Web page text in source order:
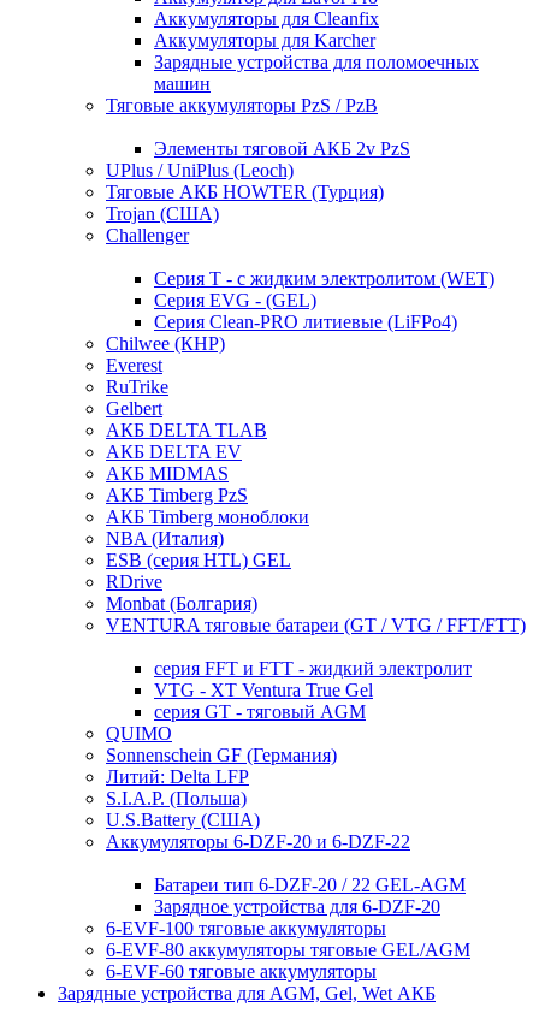
Аккумуляторы для Cleanfix
Аккумуляторы для Karcher
Зарядные устройства для поломоечных
машин
Тяговые аккумуляторы PzS / PzB
Элементы тяговой АКБ 2v PzS
UPlus / UniPlus (Leoch)
Тяговые АКБ HOWTER (Турция)
Trojan (США)
Challenger
Серия T - с жидким электролитом (WET)
Серия EVG - (GEL)
Серия Clean-PRO литиевые (LiFPo4)
Chilwee (КНР)
Everest
RuTrike
Gelbert
АКБ DELTA TLAB
АКБ DELTA EV
АКБ MIDMAS
АКБ Timberg PzS
АКБ Timberg моноблоки
NBA (Италия)
ESB (серия HTL) GEL
RDrive
Monbat (Болгария)
VENTURA тяговые батареи (GT / VTG / FFT/FTT)
серия FFT и FTT - жидкий электролит
VTG - XT Ventura True Gel
серия GT - тяговый AGM
QUIMO
Sonnenschein GF (Германия)
Литий: Delta LFP
S.I.A.P. (Польша)
U.S.Battery (США)
Аккумуляторы 6-DZF-20 и 6-DZF-22
Батареи тип 6-DZF-20 / 22 GEL-AGM
Зарядное устройства для 6-DZF-20
6-EVF-100 тяговые аккумуляторы
6-EVF-80 аккумуляторы тяговые GEL/AGM
6-EVF-60 тяговые аккумуляторы
Зарядные устройства для AGM, Gel, Wet АКБ